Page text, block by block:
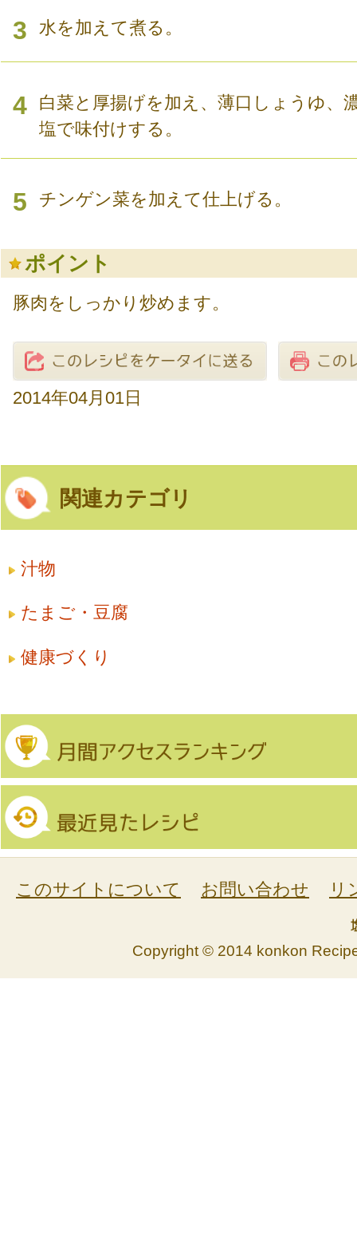
3 水を加えて煮る。
4
白菜と厚揚げを加え、薄口しょうゆ、
塩で味付けする。
5 チンゲン菜を加えて仕上げる。
ポイント
豚肉をしっかり炒めます。
2014年04月01日
関連カテゴリ
汁物
たまご・豆腐
健康づくり
このサイトについて お問い合わせ リ
Copyright © 2014 konkon